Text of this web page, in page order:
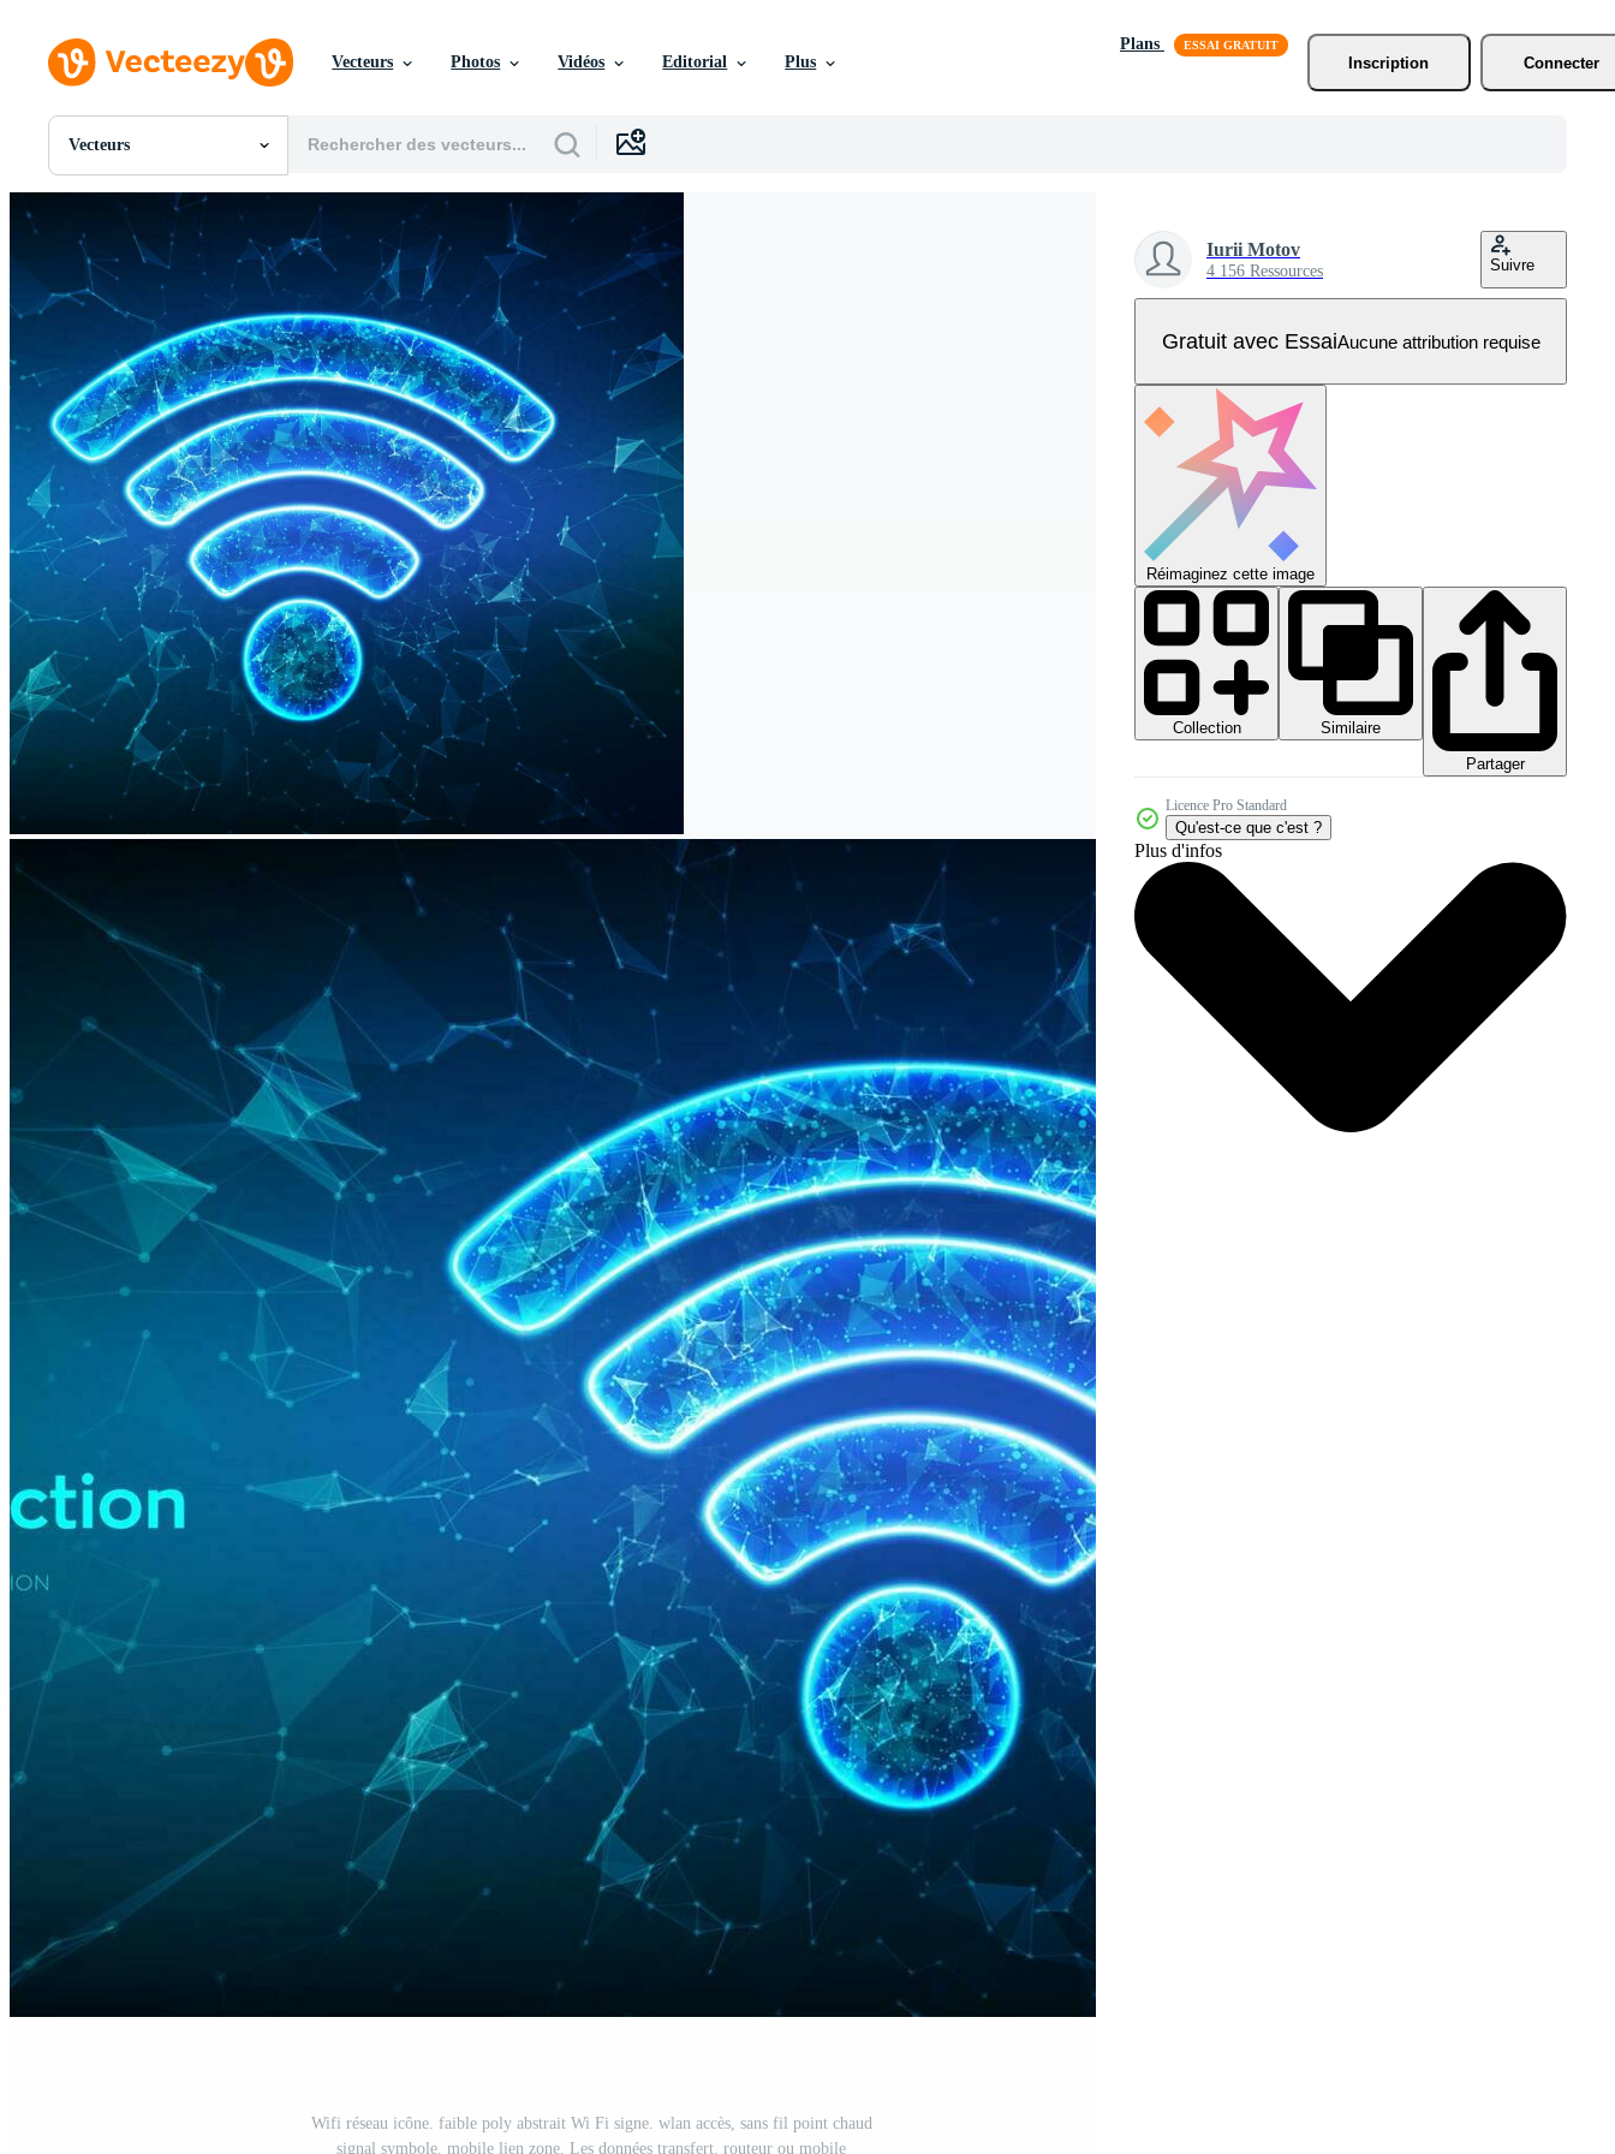
Vecteurs Photos Vidéos Editorial Plus
Plans
Inscription
Connecter
Vecteurs
Toutes Images
Photos
PSDs
SVGs
Modèles
Vecteurs
Vidéos
Motion graphics
Images Éditoriales
Événements Éditoriaux
Wifi réseau icône. faible poly abstrait Wi Fi signe. wlan accès, sans fil point chaud
signal symbole. mobile lien zone. Les données transfert. routeur ou mobile
Iurii Motov
4 156 Ressources Suivre
Gratuit avec EssaiAucune attribution requise
Réimaginez cette image
Collection
Similaire
Partager
Licence Pro Standard
Qu'est-ce que c'est ?
Plus d'infos